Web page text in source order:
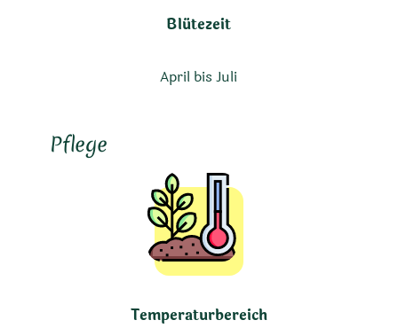
Blütezeit
April bis Juli
Pflege
Temperaturbereich